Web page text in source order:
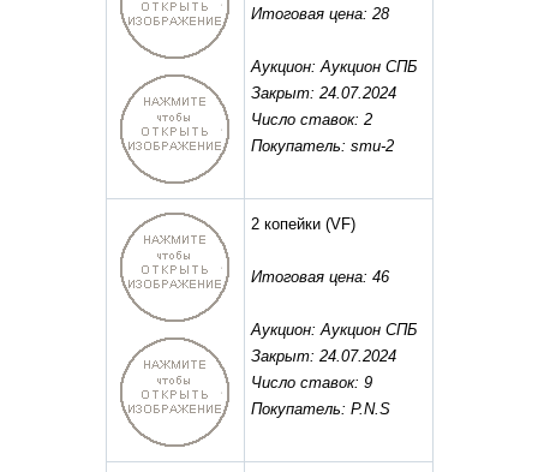
Итоговая цена: 28
Аукцион: Аукцион СПБ
Закрыт: 24.07.2024
Число ставок: 2
Покупатель: smu-2
2 копейки (VF)
Итоговая цена: 46
Аукцион: Аукцион СПБ
Закрыт: 24.07.2024
Число ставок: 9
Покупатель: P.N.S